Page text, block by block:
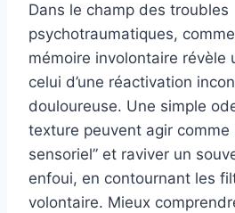
Dans le champ des troubles
psychotraumatiques,
mémoire involontaire révèle
celui d’une réactivation
douloureuse. Une simple
texture peuvent agir comme
sensoriel” et raviver un
enfoui, en contournant les
volontaire. Mieux